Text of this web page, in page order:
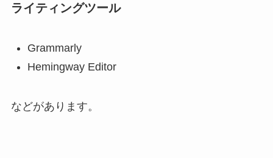
ライティングツール
Grammarly
Hemingway Editor
などがあります。